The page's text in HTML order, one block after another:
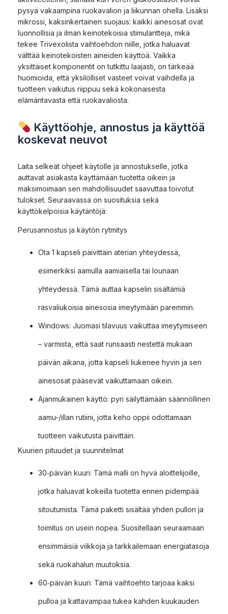
pysyä vakaampina ruokavalion ja liikunnan ohella. Lisäksi
mikrossi, kaksinkertainen suojaus: kaikki ainesosat ovat
luonnollisia ja ilman keinotekoisia stimulantteja, mikä
tekee Trivexolista vaihtoehdon niille, jotka haluavat
välttää keinotekoisten aineiden käyttöä. Vaikka
yksittäiset komponentit on tutkittu laajasti, on tärkeää
huomioida, että yksilölliset vasteet voivat vaihdella ja
tuotteen vaikutus riippuu sekä kokonaisesta
elämäntavasta että ruokavaliosta.
Käyttöohje, annostus ja käyttöä
koskevat neuvot
Laita selkeät ohjeet käytölle ja annostukselle, jotka
auttavat asiakasta käyttämään tuotetta oikein ja
maksimoimaan sen mahdollisuudet saavuttaa toivotut
tulokset. Seuraavassa on suosituksia sekä
käyttökelpoisia käytäntöjä:
Perusannostus ja käytön rytmitys
Ota 1 kapseli päivittäin aterian yhteydessä,
esimerkiksi aamulla aamiaisella tai lounaan
yhteydessä. Tämä auttaa kapselin sisältämiä
rasvaliukoisia ainesosia imeytymään paremmin.
Windows: Juomasi tilavuus vaikuttaa imeytymiseen
– varmista, että saat runsaasti nestettä mukaan
päivän aikana, jotta kapseli liukenee hyvin ja sen
ainesosat pääsevät vaikuttamaan oikein.
Ajanmukainen käyttö: pyri säilyttämään säännöllinen
aamu-/illan rutiini, jotta keho oppii odottamaan
tuotteen vaikutusta päivittäin.
Kuurien pituudet ja suunnitelmat
30‑päivän kuuri: Tämä malli on hyvä aloittelijoille,
jotka haluavat kokeilla tuotetta ennen pidempää
sitoutumista. Tämä paketti sisältää yhden pullon ja
toimitus on usein nopea. Suositellaan seuraamaan
ensimmäisiä viikkoja ja tarkkailemaan energiatasoja
sekä ruokahalun muutoksia.
60‑päivän kuuri: Tämä vaihtoehto tarjoaa kaksi
pulloa ja kattavampaa tukea kahden kuukauden